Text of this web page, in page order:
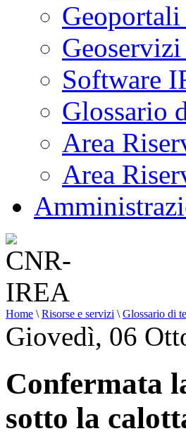
Software
Glossario
Area
Area
Home \ Risorse e servizi \ Glossario di
Giovedì, 06
Confermata
sotto la